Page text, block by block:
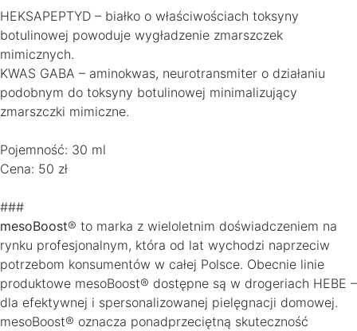
HEKSAPEPTYD – białko o właściwościach toksyny
botulinowej powoduje wygładzenie zmarszczek
mimicznych.
KWAS GABA – aminokwas, neurotransmiter o działaniu
podobnym do toksyny botulinowej minimalizujący
zmarszczki mimiczne.
Pojemność: 30 ml
Cena: 50 zł
###
mesoBoost® to marka z wieloletnim doświadczeniem na
rynku profesjonalnym, która od lat wychodzi naprzeciw
potrzebom konsumentów w całej Polsce. Obecnie linie
produktowe mesoBoost® dostępne są w drogeriach HEBE –
dla efektywnej i spersonalizowanej pielęgnacji domowej.
mesoBoost® oznacza ponadprzeciętną skuteczność